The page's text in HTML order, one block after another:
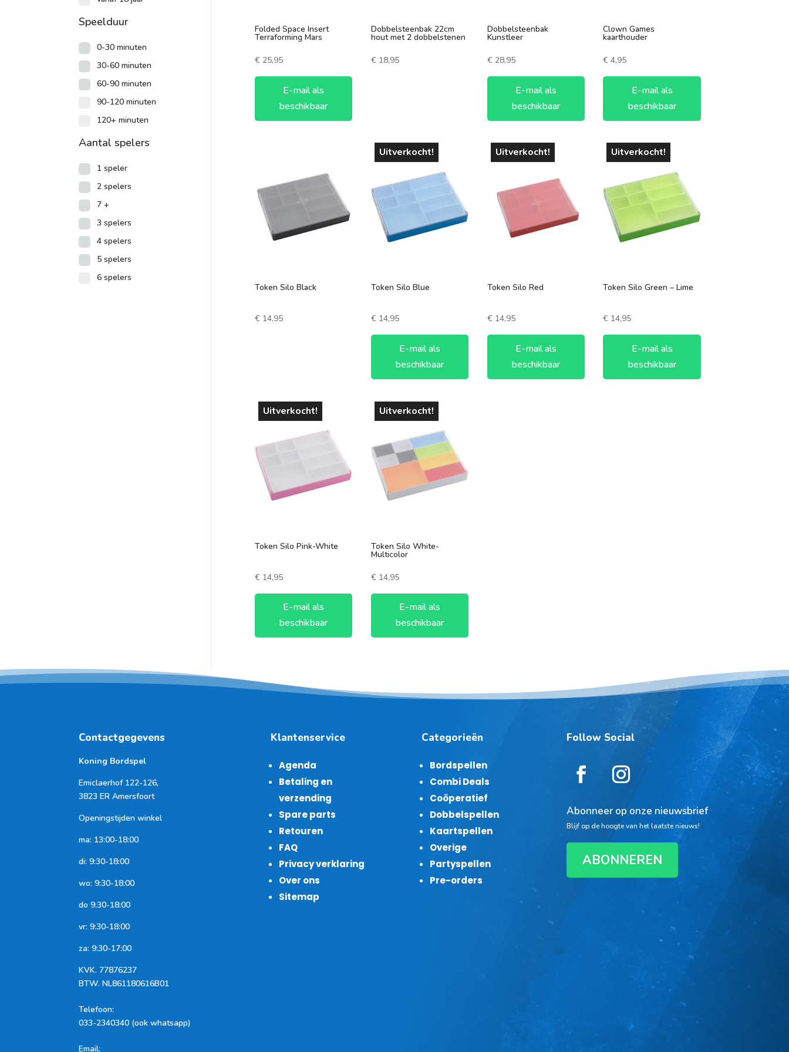
90-120 minuten
120+ minuten
3 spelers
Folded Space Insert
Terraforming Mars
€25,95
E-mail als
beschikbaar
Dobbelsteenbak 22cm
hout met 2 dobbelstenen
€18,95
Dobbelsteenbak
Kunstleer
€28,95
E-mail als
beschikbaar
Clown Games
kaarthouder
€ 4,95
E-mail als
beschikbaar
Token Silo Black
€14,95
Uitverkocht!
Token Silo Blue
€14,95
E-mail als
beschikbaar
Uitverkocht!
Token Silo Red
€14,95
E-mail als
beschikbaar
Uitverkocht!
Token Silo Green – Lime
€ 14,95
E-mail als
beschikbaar
Uitverkocht!
Token Silo Pink-White
€14,95
E-mail als
beschikbaar
Uitverkocht!
Token Silo White-
Multicolor
€14,95
E-mail als
beschikbaar
Speelduur
0-30 minuten
30-60 minuten
60-90 minuten
90-120 minuten
120+ minuten
Aantal spelers
1 speler
2 spelers
7 +
3 spelers
4 spelers
5 spelers
6 spelers
Contactgegevens
Koning Bordspel
Emiclaerhof 122-126,
3823 ER Amersfoort
Openingstijden winkel
ma: 13:00-18:00
di: 9:30-18:00
wo: 9:30-18:00
do 9:30-18:00
vr: 9:30-18:00
za: 9:30-17:00
KVK. 77876237
BTW. NL861180616B01
Telefoon:
033-2340340 (ook whatsapp)
Email:
Klantenservice
Agenda
Betaling en
verzending
Spare parts
Retouren
FAQ
Privacy verklaring
Over ons
Sitemap
Categorieën
Bordspellen
Combi Deals
Coöperatief
Dobbelspellen
Kaartspellen
Overige
Partyspellen
Pre-orders
Follow Social
Abonneer op onze nieuwsbrief
Blijf op de hoogte van het laatste nieuws!
ABONNEREN